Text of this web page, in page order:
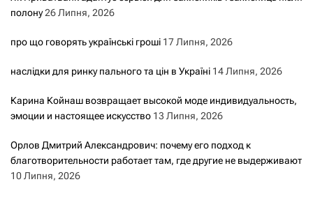
полону26 Липня, 2026
про що говорять українські гроші 17 Липня, 2026
наслідки для ринку пального та цін в Україні 14 Липня, 2026
Карина Койнаш возвращает высокой моде индивидуальность,
эмоции и настоящее искусство 13 Липня, 2026
Орлов Дмитрий Александрович: почему его подход к
благотворительности работает там, где другие не выдерживают
10 Липня, 2026